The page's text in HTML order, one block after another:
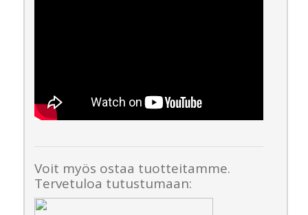
Voit myös ostaa tuotteitamme.
Tervetuloa tutustumaan: